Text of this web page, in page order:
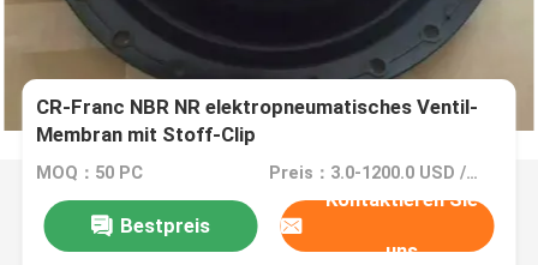
CR-Franc NBR NR elektropneumatisches Ventil-
Membran mit Stoff-Clip
MOQ：50 PC Preis：3.0-1200.0 USD / PC
Bestpreis
Kontaktieren Sie
uns